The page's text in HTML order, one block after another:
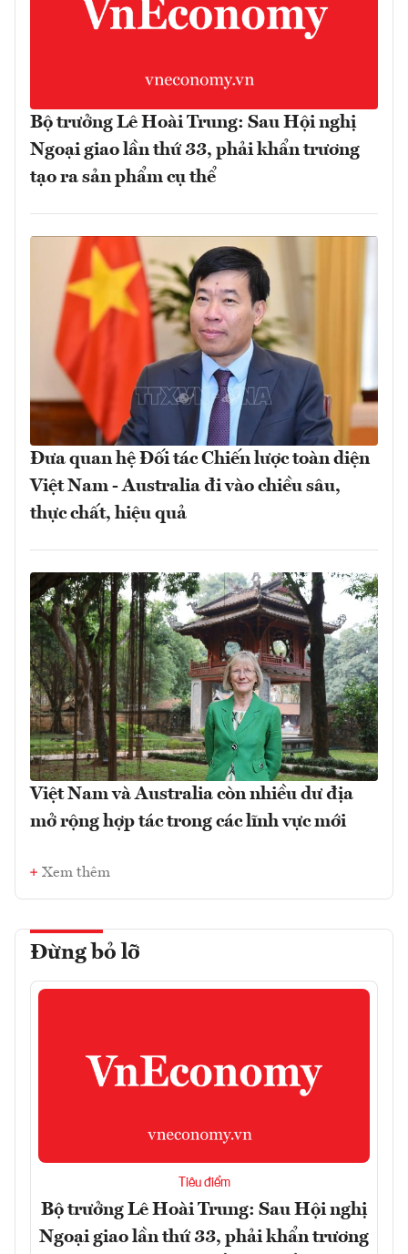
Bộ trưởng Lê Hoài Trung: Sau Hội nghị
Ngoại giao lần thứ 33, phải khẩn trương
tạo ra sản phẩm cụ thể
Đưa quan hệ Đối tác Chiến lược toàn diện
Việt Nam - Australia đi vào chiều sâu,
thực chất, hiệu quả
Việt Nam và Australia còn nhiều dư địa
mở rộng hợp tác trong các lĩnh vực mới
Xem thêm
Đừng bỏ lỡ
Tiêu điểm
Bộ trưởng Lê Hoài Trung: Sau Hội nghị
Ngoại giao lần thứ 33, phải khẩn trương